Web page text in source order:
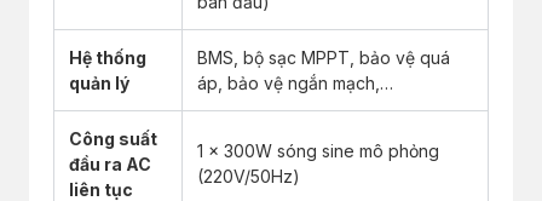
Hệ thống
quản lý
BMS, bộ sạc MPPT, bảo vệ quá
áp, bảo vệ ngắn mạch,…
Công suất
đầu ra AC
liên tục
1 x 300W sóng sine mô phỏng
(220V/50Hz)